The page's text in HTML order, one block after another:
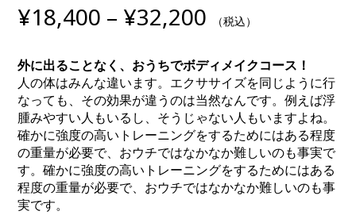
¥18,400 – ¥32,200 価
格
帯:
¥18,400
–
¥32,200
（税込）
外に出ることなく、おうちでボディメイクコース！
人の体はみんな違います。エクササイズを同じように行
なっても、その効果が違うのは当然なんです。例えば浮
腫みやすい人もいるし、そうじゃない人もいますよね。
確かに強度の高いトレーニングをするためにはある程度
の重量が必要で、おウチではなかなか難しいのも事実で
す。確かに強度の高いトレーニングをするためにはある
程度の重量が必要で、おウチではなかなか難しいのも事
実です。